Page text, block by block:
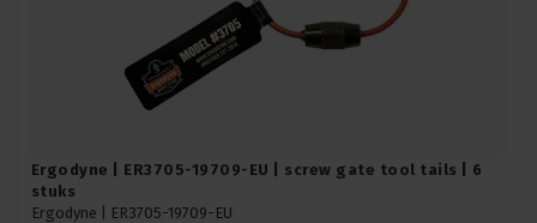
Ergodyne | ER3705-19709-EU | screw gate tool tails | 6
stuks
Ergodyne |
ER3705-19709-EU